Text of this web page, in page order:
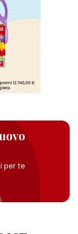
per te